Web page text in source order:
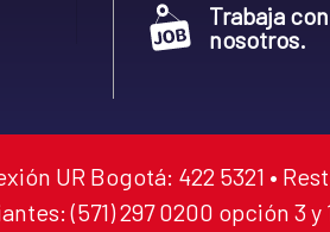
Trabaja con
nosotros.
UR Bogotá: 422 5321 •
(571) 297 0200 opción 3 y